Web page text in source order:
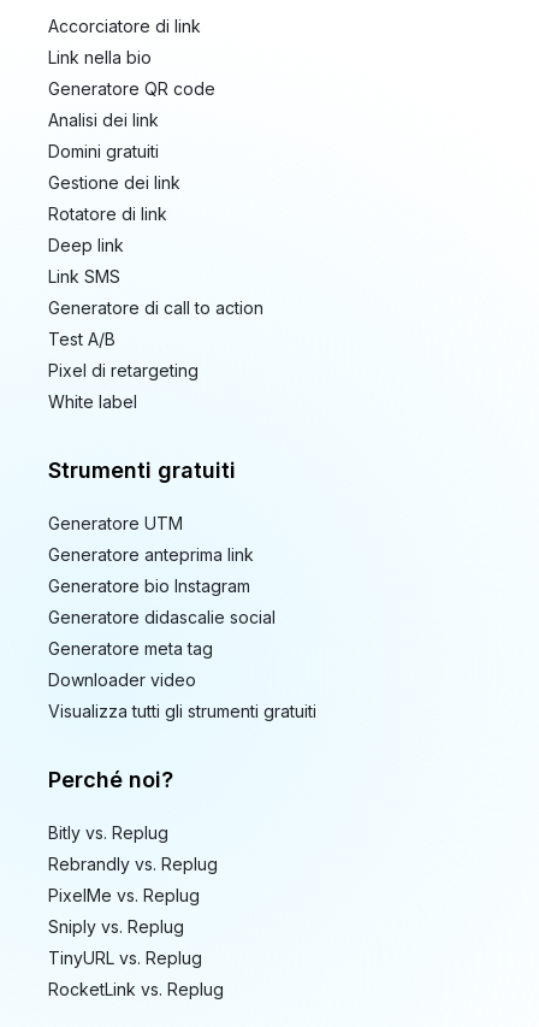
Accorciatore di link
Link nella bio
Generatore QR code
Analisi dei link
Domini gratuiti
Gestione dei link
Rotatore di link
Deep link
Link SMS
Generatore di call to action
Test A/B
Pixel di retargeting
White label
Strumenti gratuiti
Generatore UTM
Generatore anteprima link
Generatore bio Instagram
Generatore didascalie social
Generatore meta tag
Downloader video
Visualizza tutti gli strumenti gratuiti
Perché noi?
Bitly vs. Replug
Rebrandly vs. Replug
PixelMe vs. Replug
Sniply vs. Replug
TinyURL vs. Replug
RocketLink vs. Replug